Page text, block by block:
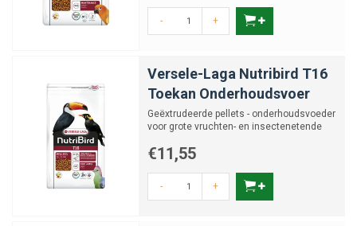
- +
Versele-Laga Nutribird T16
Toekan Onderhoudsvoer
Geëxtrudeerde pellets - onderhoudsvoeder
voor grote vruchten- en insectenetende
€11,55
- +